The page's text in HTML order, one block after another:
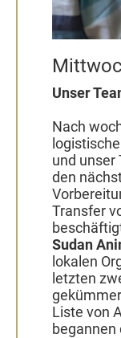
Unser
Nach
und unser
den
Transfer
Sudan
lokalen
letzten
Liste von
begannen